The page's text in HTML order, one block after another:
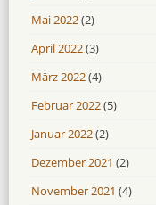
Mai 2022(2)
April 2022(3)
März 2022(4)
Februar 2022(5)
Januar 2022(2)
Dezember 2021 (2)
November 2021 (4)